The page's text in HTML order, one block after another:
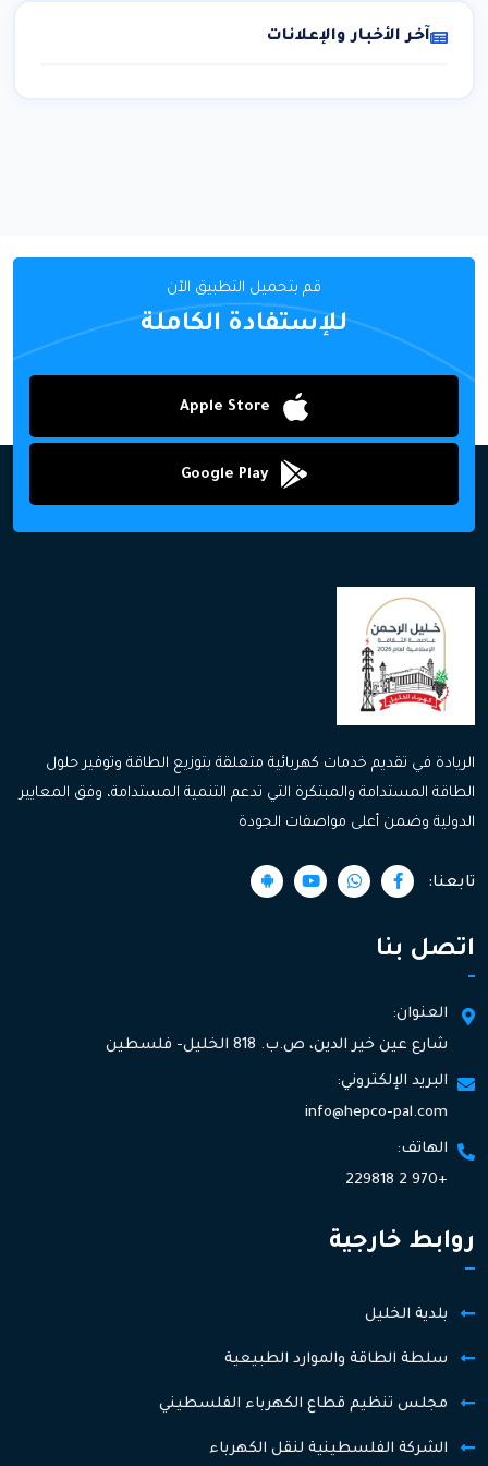
آخر الأخبار والإعلانات
قم بتحميل التطبيق الآن
للإستفادة الكاملة
Apple Store
Google Play
الريادة في تقديم خدمات كهربائية متعلقة بتوزيع الطاقة وتوفير حلول
الطاقة المستدامة والمبتكرة التي تدعم التنمية المستدامة، وفق المعايير
الدولية وضمن أعلى مواصفات الجودة
تابعنا:
اتصل بنا
العنوان:
شارع عين خير الدين، ص.ب. 818 الخليل- فلسطين
البريد الإلكتروني:
info@hepco-pal.com
الهاتف:
+970 2 229818
روابط خارجية
بلدية الخليل
سلطة الطاقة والموارد الطبيعية
مجلس تنظيم قطاع الكهرباء الفلسطيني
الشركة الفلسطينية لنقل الكهرباء